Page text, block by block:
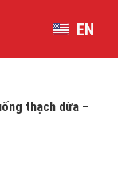
EN
VI
thạch dừa –